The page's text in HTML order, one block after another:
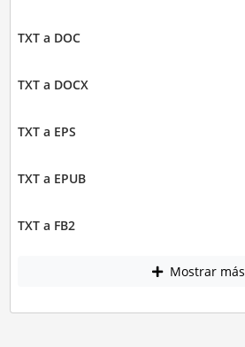
TXT a DOC
TXT a DOCX
TXT a EPS
TXT a EPUB
TXT a FB2
Mostrar más